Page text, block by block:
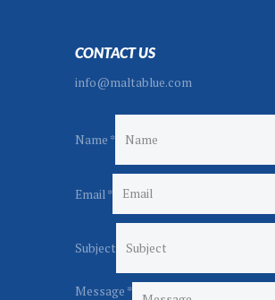
CONTACT US
info@maltablue.com
S
j
t
m
Name *
Email *
Subject
Message *